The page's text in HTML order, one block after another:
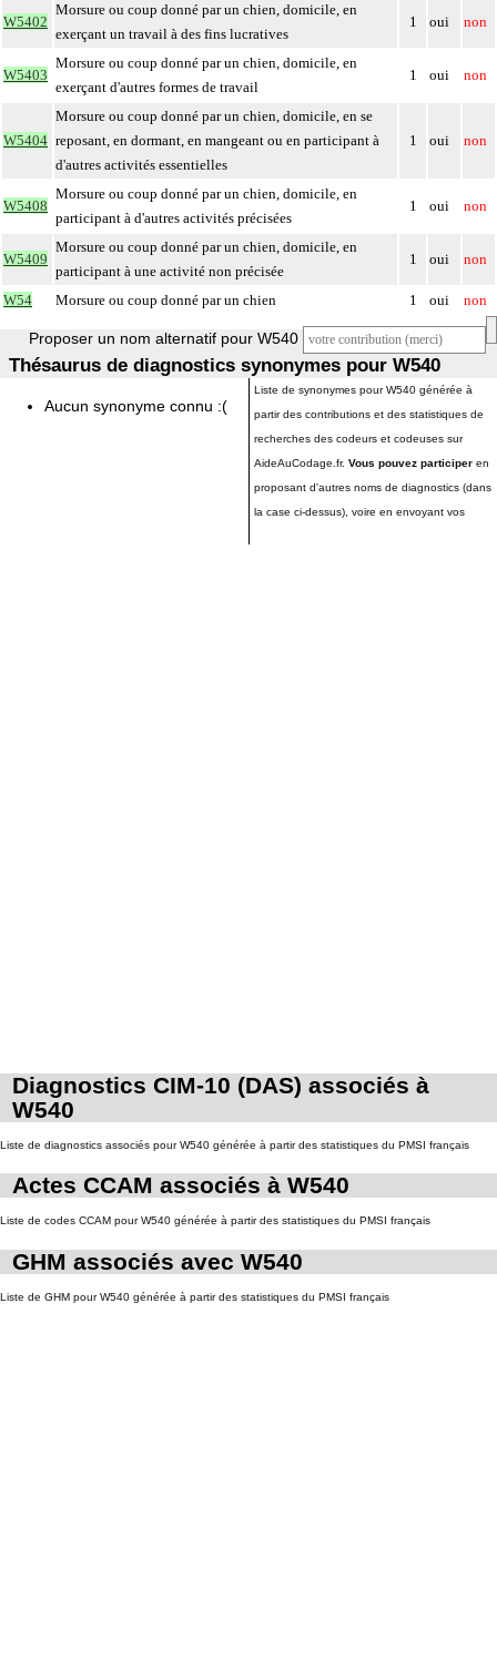
W5402
Morsure ou coup donné par un chien, domicile, en
exerçant un travail à des fins lucratives
1 oui non
W5403
Morsure ou coup donné par un chien, domicile, en
exerçant d'autres formes de travail
1 oui non
W5404
Morsure ou coup donné par un chien, domicile, en se
reposant, en dormant, en mangeant ou en participant à
d'autres activités essentielles
1 oui non
W5408
Morsure ou coup donné par un chien, domicile, en
participant à d'autres activités précisées
1 oui non
W5409
Morsure ou coup donné par un chien, domicile, en
participant à une activité non précisée
1 oui non
W54 Morsure ou coup donné par un chien 1 oui non
Proposer un nom alternatif pour W540
Thésaurus de diagnostics synonymes pour W540
Aucun synonyme connu :(
Liste de synonymes pour W540 générée à
partir des contributions et des statistiques de
recherches des codeurs et codeuses sur
AideAuCodage.fr. Vous pouvez participer en
proposant d'autres noms de diagnostics (dans
la case ci-dessus), voire en envoyant vos
Diagnostics CIM-10 (DAS) associés à
W540
Liste de diagnostics associés pour W540 générée à partir des statistiques du PMSI français
Actes CCAM associés à W540
Liste de codes CCAM pour W540 générée à partir des statistiques du PMSI français
GHM associés avec W540
Liste de GHM pour W540 générée à partir des statistiques du PMSI français